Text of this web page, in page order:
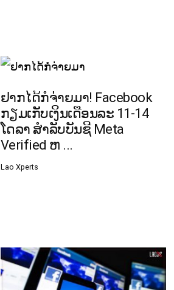
ຢາກໄດ້ກໍຈ່າຍມາ! Facebook
ກຽມເກັບເງິນເດືອນລະ 11-14
ໂດລາ ສຳລັບບັນຊີ Meta
Verified ຫ ...
Lao Xperts